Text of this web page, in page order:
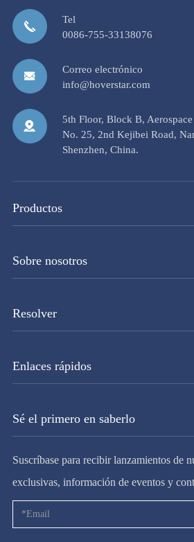
Tel
0086-755-33138076
Correo electrónico
info@hoverstar.com
5th Floor, Block B,
No. 25, 2nd Kejibei Road,
Shenzhen, China.
Productos
Sobre nosotros
Resolver
Enlaces rápidos
Sé el primero en saberlo
Suscríbase para recibir lanzamientos de
exclusivas, información de eventos y